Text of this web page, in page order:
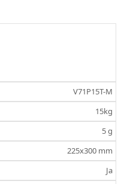
V71P15T-M
15kg
5 g
225x300 mm
Ja